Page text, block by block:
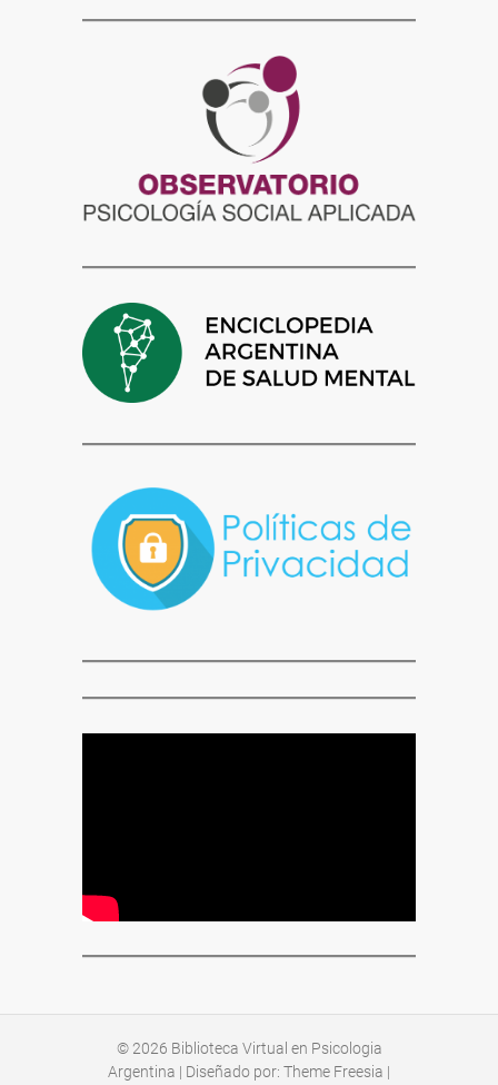
© 2026 Biblioteca Virtual en Psicologia
Argentina | Diseñado por: Theme Freesia |